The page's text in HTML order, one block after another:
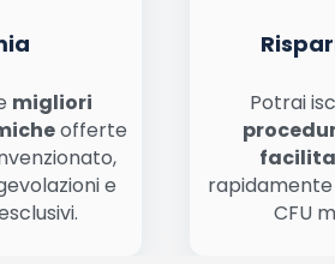
migliori
offerte
e
Potrai
CFU